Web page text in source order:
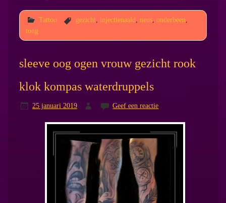
Tattoo gezicht, injectienaald neus, onderbeen
tong
sleeve oog ogen vrouw gezicht rook
klok kompas waterdruppels
25 januari 2019 Geef een reactie